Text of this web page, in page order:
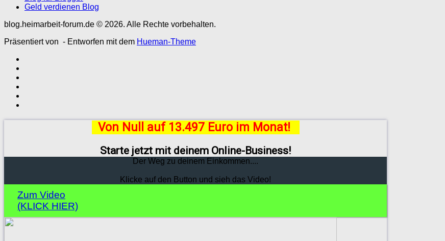
Geld verdienen Blog
blog.heimarbeit-forum.de © 2026. Alle Rechte vorbehalten.
Präsentiert von - Entworfen mit dem Hueman-Theme
Von Null auf 13.497 Euro im Monat!
Starte jetzt mit deinem Online-Business!
Der Weg zu deinem Einkommen....
Klicke auf den Button und sieh das Video!
Zum Video
(KLICK HIER)